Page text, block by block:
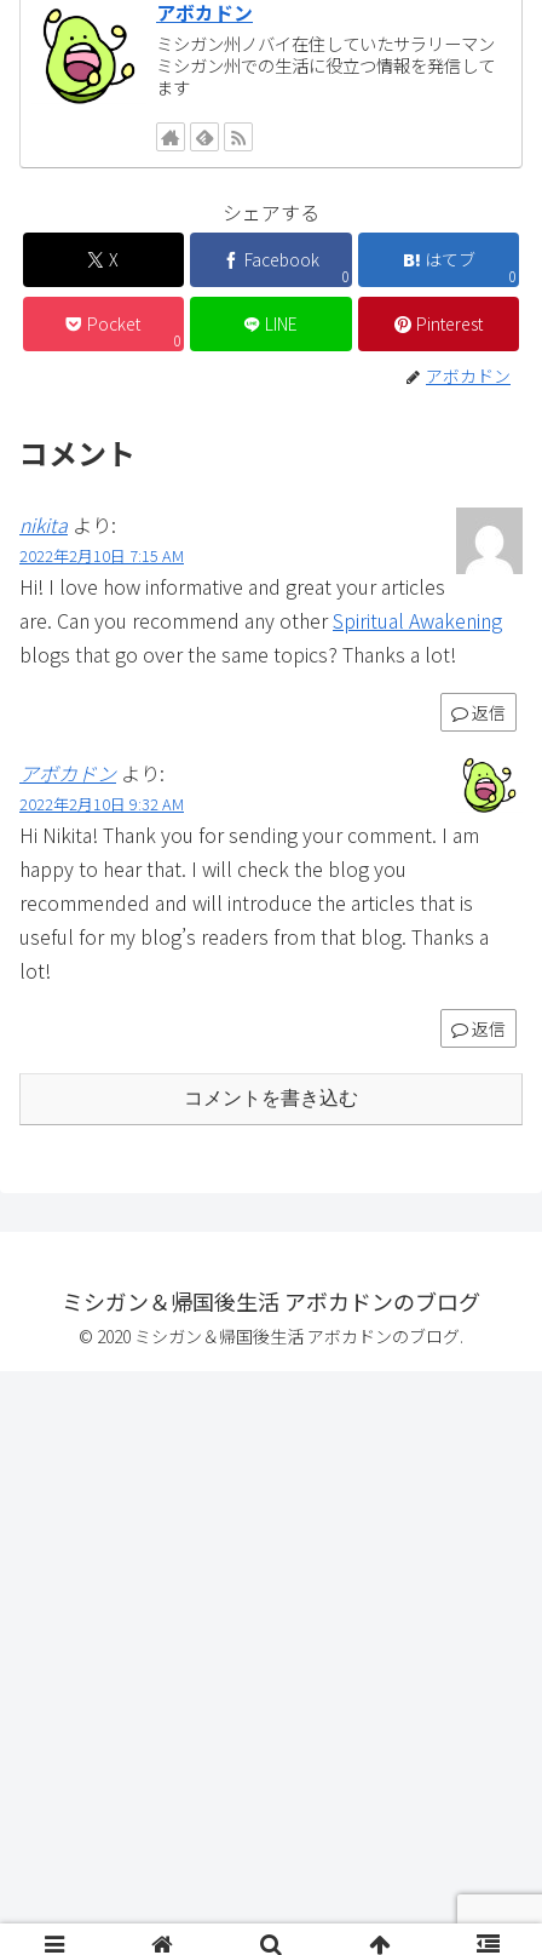
アボカドン
ミシガン州ノバイ在住していたサラリーマン
ミシガン州での生活に役立つ情報を発信して
ます
シェアする
X Facebook
0
はてブ
0
Pocket
0
LINE Pinterest
アボカドン
コメント
nikita より:
2022年2月10日 7:15 AM
Hi! I love how informative and great your articles
are. Can you recommend any otherSpiritual Awakening
blogs that go over the same topics? Thanks a lot!
返信
アボカドン より:
2022年2月10日 9:32 AM
Hi Nikita! Thank you for sending your comment. I am
happy to hear that. I will check the blog you
recommended and will introduce the articles that is
useful for my blog’s readers from that blog. Thanks a
lot!
返信
コメントを書き込む
ミシガン＆帰国後生活 アボカドンのブログ
© 2020 ミシガン＆帰国後生活 アボカドンのブログ.